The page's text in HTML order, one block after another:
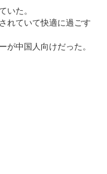
いた。
れていて快適に過ごす
中国人向けだった。